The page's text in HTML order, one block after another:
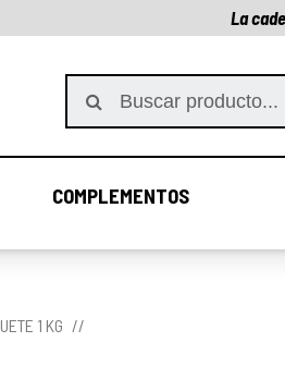
La
COMPLEMENTOSCOMPLEMENTOS
1 KG